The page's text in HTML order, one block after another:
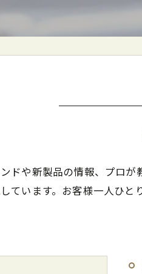
ドや新製品の情報、プロ
ています。お客様一人ひ